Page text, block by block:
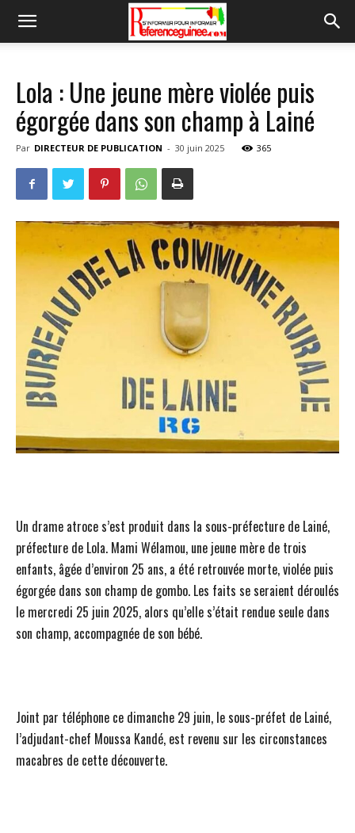
Lola : Une jeune mère violée puis
égorgée dans son champ à Lainé
Par DIRECTEUR DE PUBLICATION - 30 juin 2025 365
Un drame atroce s’est produit dans la sous-préfecture de Lainé,
préfecture de Lola. Mami Wélamou, une jeune mère de trois
enfants, âgée d’environ 25 ans, a été retrouvée morte, violée puis
égorgée dans son champ de gombo. Les faits se seraient déroulés
le mercredi 25 juin 2025, alors qu’elle s’était rendue seule dans
son champ, accompagnée de son bébé.
Joint par téléphone ce dimanche 29 juin, le sous-préfet de Lainé,
l’adjudant-chef Moussa Kandé, est revenu sur les circonstances
macabres de cette découverte.